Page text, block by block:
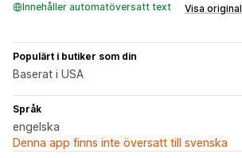
Innehåller automatöversatt text Visa original
Populärt i butiker som din
Baserat i USA
Språk
engelska
Denna app finns inte översatt till svenska